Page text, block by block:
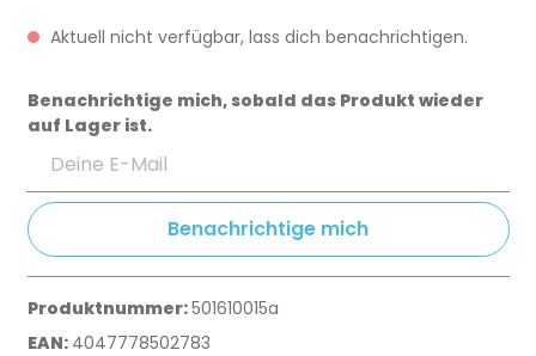
Aktuell nicht verfügbar, lass dich benachrichtigen.
Benachrichtige mich, sobald das Produkt wieder
auf Lager ist.
Benachrichtige mich
Produktnummer:501610015a
EAN: 4047778502783